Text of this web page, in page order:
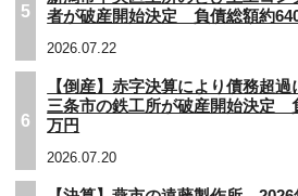
5
者が破産開始決定 負債総額約
2026.07.22
6
【倒産】赤字決算により債務超
三条市の鉄工所が破産開始決定
万円
2026.07.20